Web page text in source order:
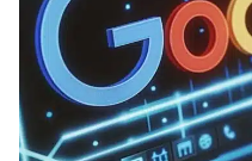
alors
que
les
revenus
augmentent